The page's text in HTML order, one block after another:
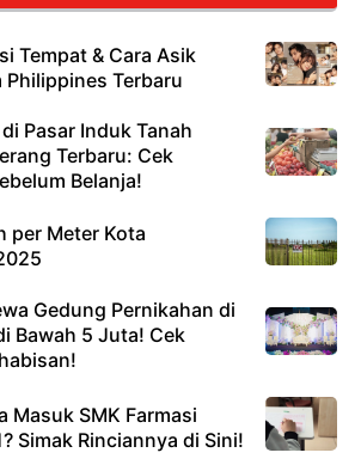
Tempat & Cara Asik
Philippines Terbaru
Pasar Induk Tanah
Terbaru: Cek
Belanja!
per Meter Kota
Gedung Pernikahan di
Bawah 5 Juta! Cek
Masuk SMK Farmasi
Simak Rinciannya di Sini!